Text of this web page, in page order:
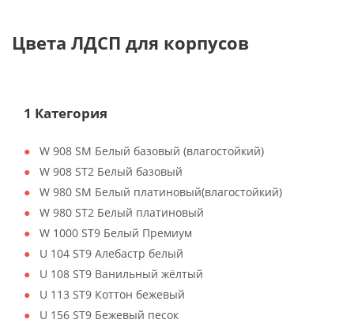
Цвета ЛДСП для корпусов
1 Категория
W 908 SM Белый базовый (влагостойкий)
W 908 ST2 Белый базовый
W 980 SM Белый платиновый(влагостойкий)
W 980 ST2 Белый платиновый
W 1000 ST9 Белый Премиум
U 104 ST9 Алебастр белый
U 108 ST9 Ванильный жёлтый
U 113 ST9 Коттон бежевый
U 156 ST9 Бежевый песок